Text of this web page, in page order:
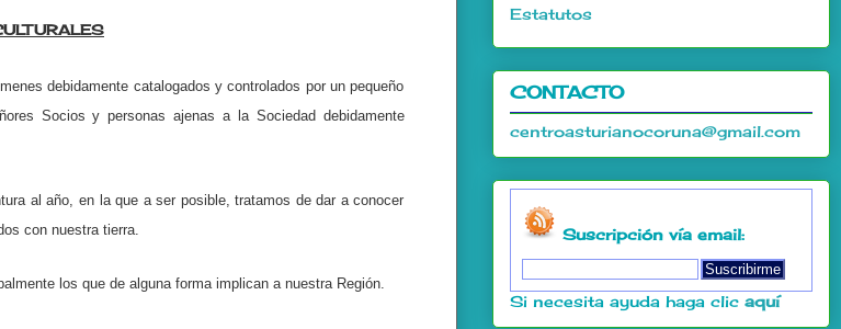
debidamente catalogados y controlados por un pequeño
Socios y personas ajenas a la Sociedad debidamente
al año, en la que a ser posible, tratamos de dar a conocer
con nuestra tierra.
los que de alguna forma implican a nuestra Región.
Estatutos
CONTACTO
centroasturianocoruna@gmail.com
Suscripción vía email:
Si necesita ayuda haga clic aquí